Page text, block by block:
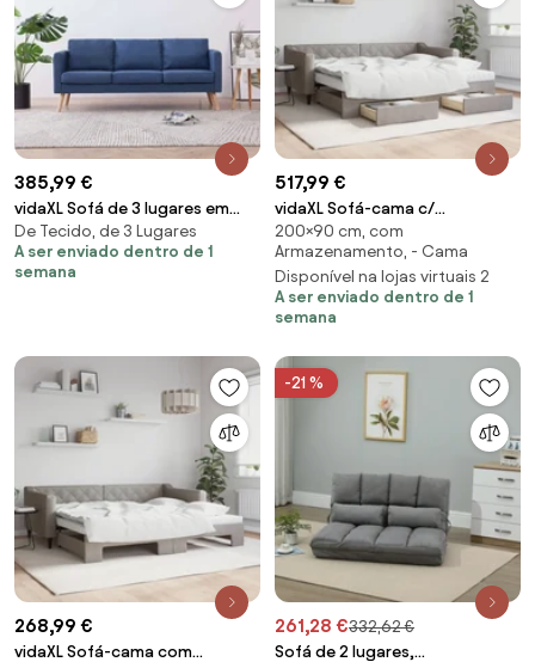
385,99 €
vidaXL Sofá de 3 lugares em
tecido azul
De Tecido, de 3 Lugares
A ser enviado dentro de 1
semana
517,99 €
vidaXL Sofá-cama c/
gavetão/gavetas 90x200 cm
tecido cinza-acastanhado
200×90 cm, com
Armazenamento, - Cama
Disponível na lojas virtuais 2
A ser enviado dentro de 1
semana
268,99 €
vidaXL Sofá-cama com
-21 %
261,28 €332,62 €
Sofá de 2 lugares,